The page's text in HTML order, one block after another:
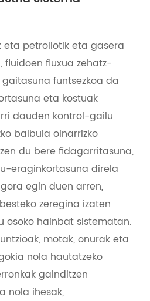
petroliotik eta gasera
fluxua zehatz-
funtsezkoa da
eta kostuak
dauden kontrol-gailu
balbula oinarrizko
du bere fidagarritasuna,
eraginkortasuna direla
egin duen arren,
zeregina izaten
osoko hainbat sistematan.
motak, onurak eta
nola hautatzeko
gainditzen
nola ihesak,